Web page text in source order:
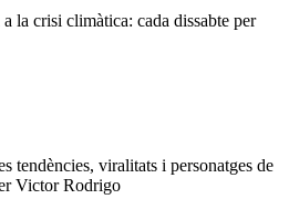
la crisi climàtica: cada dissabte per
tendències, viralitats i personatges de
Victor Rodrigo